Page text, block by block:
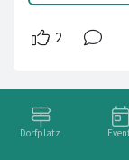
Dorfplatz